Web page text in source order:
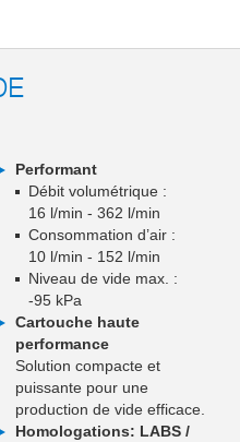
Performant
Débit volumétrique :
16 l/min - 362 l/min
Consommation d’air :
10 l/min - 152 l/min
Niveau de vide max. :
-95 kPa
Cartouche haute
performance
Solution compacte et
puissante pour une
production de vide efficace.
Homologations: LABS /